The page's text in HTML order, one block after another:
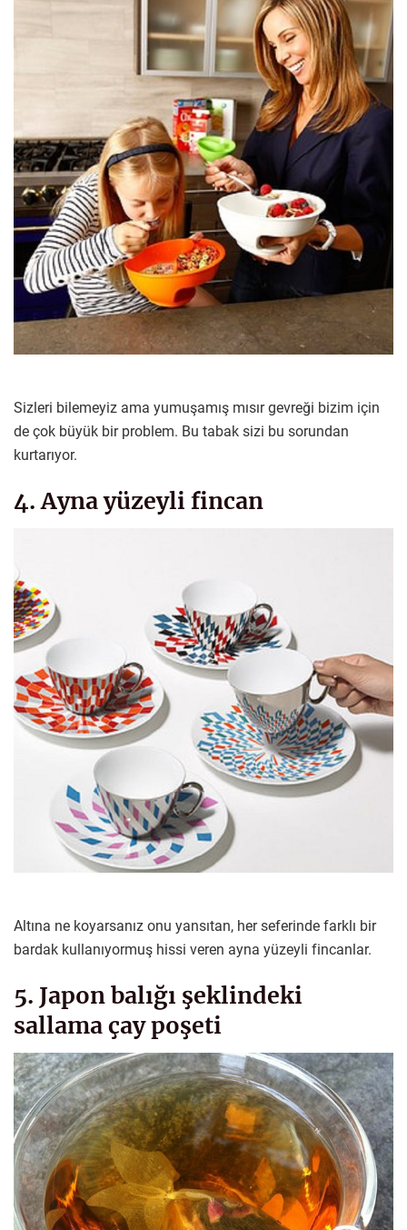
Sizleri bilemeyiz ama yumuşamış mısır gevreği bizim için
de çok büyük bir problem. Bu tabak sizi bu sorundan
kurtarıyor.
4. Ayna yüzeyli fincan
Altına ne koyarsanız onu yansıtan, her seferinde farklı bir
bardak kullanıyormuş hissi veren ayna yüzeyli fincanlar.
5. Japon balığı şeklindeki
sallama çay poşeti